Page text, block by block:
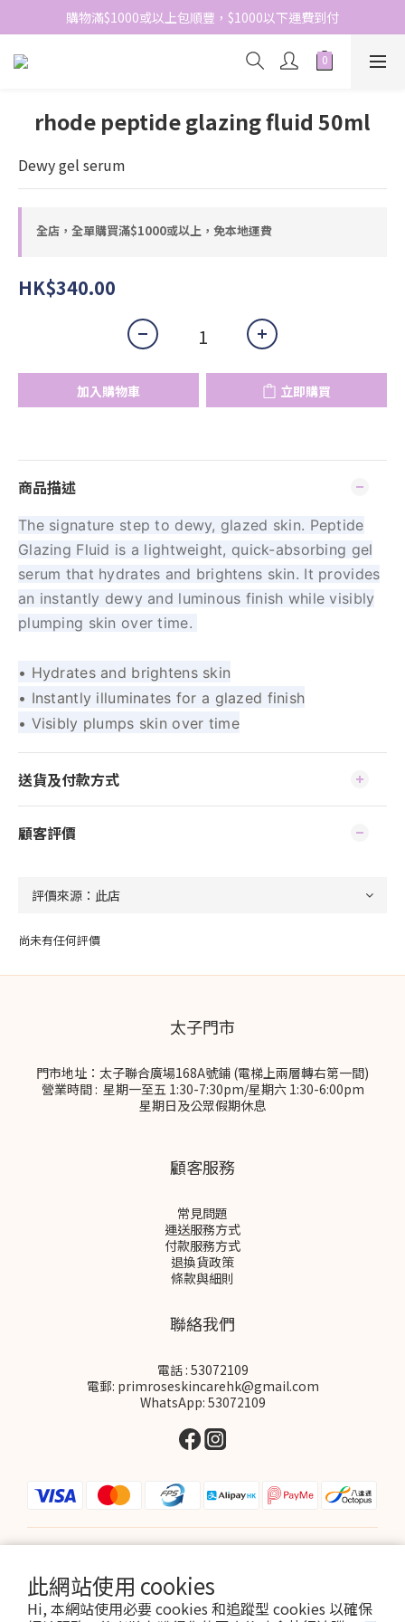
此網站使用 cookies
Hi, 本網站使用必要 cookies 和追蹤型 cookies 以確保
網站免費登記會員，會員優惠價於結帳時自動扣減
購物滿$1000或以上包順豐，$1000以下運費到付
網站免費登記會員，會員優惠價於結帳時自動扣減
rhode peptide glazing fluid 50ml
Dewy gel serum
全店，全單購買滿$1000或以上，免本地運費
HK$340.00
加入購物車 立即購買
商品描述
The signature step to dewy, glazed skin. Peptide
Glazing Fluid is a lightweight, quick-absorbing gel
serum that hydrates and brightens skin. It provides
an instantly dewy and luminous finish while visibly
plumping skin over time.
• Hydrates and brightens skin
• Instantly illuminates for a glazed finish
• Visibly plumps skin over time
送貨及付款方式
顧客評價
尚未有任何評價
太子門市
門市地址：太子聯合廣場168A號鋪 (電梯上兩層轉右第一間)
營業時間 : 星期一至五 1:30-7:30pm/星期六 1:30-6:00pm
星期日及公眾假期休息
顧客服務
常見問題
運送服務方式
付款服務方式
退換貨政策
條款與細則
聯絡我們
電話 : 53072109
電郵: primroseskincarehk@gmail.com
WhatsApp: 53072109